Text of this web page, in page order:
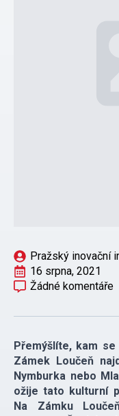
Pražský inovační
16 srpna, 2021
Žádné komentáře
Přemýšlíte, kam
Zámek Loučeň
Nymburka nebo
ožije tato kulturní
Na Zámku